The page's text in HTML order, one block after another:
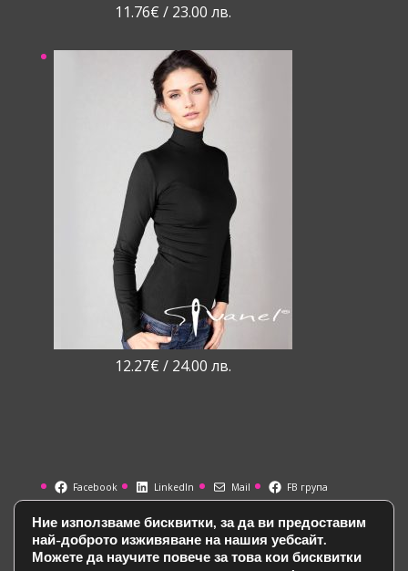
11.76€ / 23.00 лв.
12.27€ / 24.00 лв.
Facebook LinkedIn Mail FB група
Ние използваме бисквитки, за да ви предоставим
най-доброто изживяване на нашия уебсайт.
Можете да научите повече за това кои бисквитки